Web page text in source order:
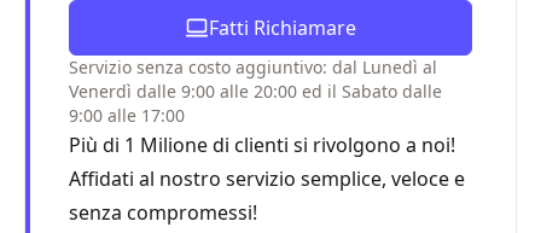
Fatti Richiamare
Servizio senza costo aggiuntivo: dal Lunedì al
Venerdì dalle 9:00 alle 20:00 ed il Sabato dalle
9:00 alle 17:00
Più di 1 Milione di clienti si rivolgono a noi!
Affidati al nostro servizio semplice, veloce e
senza compromessi!